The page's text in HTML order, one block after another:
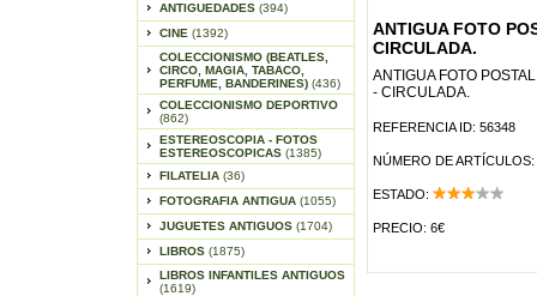
ANTIGUEDADES (394)
CINE (1392)
COLECCIONISMO (BEATLES,
CIRCO, MAGIA, TABACO,
PERFUME, BANDERINES) (436)
COLECCIONISMO DEPORTIVO
(862)
ESTEREOSCOPIA - FOTOS
ESTEREOSCOPICAS (1385)
FILATELIA (36)
FOTOGRAFIA ANTIGUA (1055)
JUGUETES ANTIGUOS (1704)
LIBROS (1875)
LIBROS INFANTILES ANTIGUOS
(1619)
ANTIGUA FOTO
CIRCULADA.
ANTIGUA FOTO
- CIRCULADA.
REFERENCIA ID: 56348
NÚMERO DE ARTÍCULOS:
ESTADO:
PRECIO: 6€